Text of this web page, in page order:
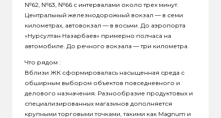
№62, №63, №66 с интервалами около трех минут.
Центральный железнодорожный вокзал — в семи
километрах, автовокзал — в восьми. До аэропорта
«Нурсултан Назарбаев» примерно полчаса на
автомобиле. До речного вокзала — три километра.
Что рядом :
Вблизи ЖК сформировалась насыщенная среда с
обширным выбором объектов повседневного и
делового назначения. Разнообразие продуктовых и
специализированных магазинов дополняется
крупными торговыми точками, такими как Magnum и